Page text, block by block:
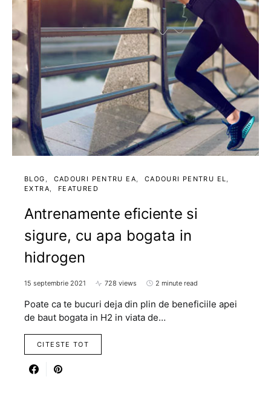
BLOG CADOURI PENTRU EA
CADOURI PENTRU EL
EXTRA
FEATURED
Antrenamente eficiente si
sigure, cu apa bogata in
hidrogen
15 septembrie 2021 728 views 2 minute read
Poate ca te bucuri deja din plin de beneficiile apei
de baut bogata in H2 in viata de…
CITESTE TOT